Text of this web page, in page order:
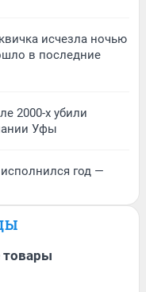
исчезла ночью
в последние
2000-х убили
Уфы
год —
товары